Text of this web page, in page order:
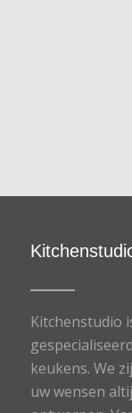
Kitchenstudio
keukens. We
uw wensen